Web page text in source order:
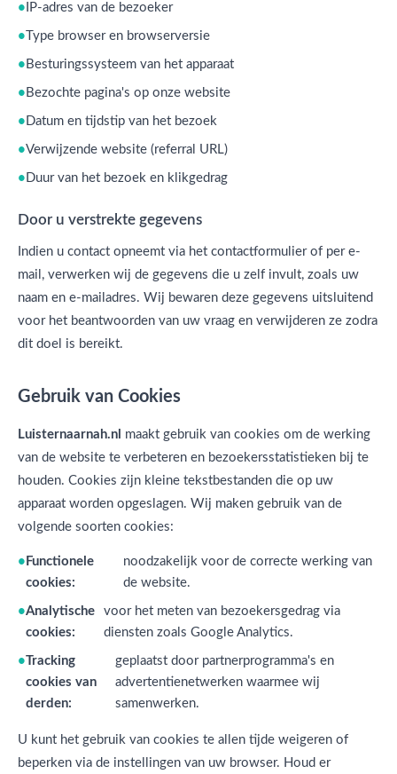
IP-adres van de bezoeker
Type browser en browserversie
Besturingssysteem van het apparaat
Bezochte pagina's op onze website
Datum en tijdstip van het bezoek
Verwijzende website (referral URL)
Duur van het bezoek en klikgedrag
Door u verstrekte gegevens
Indien u contact opneemt via het contactformulier of per e-
mail, verwerken wij de gegevens die u zelf invult, zoals uw
naam en e-mailadres. Wij bewaren deze gegevens uitsluitend
voor het beantwoorden van uw vraag en verwijderen ze zodra
dit doel is bereikt.
Gebruik van Cookies
Luisternaarnah.nl maakt gebruik van cookies om de werking
van de website te verbeteren en bezoekersstatistieken bij te
houden. Cookies zijn kleine tekstbestanden die op uw
apparaat worden opgeslagen. Wij maken gebruik van de
volgende soorten cookies:
Functionele
cookies:
noodzakelijk voor de correcte werking van
de website.
Analytische
cookies:
voor het meten van bezoekersgedrag via
diensten zoals Google Analytics.
Tracking
cookies van
derden:
geplaatst door partnerprogramma's en
advertentienetwerken waarmee wij
samenwerken.
U kunt het gebruik van cookies te allen tijde weigeren of
beperken via de instellingen van uw browser. Houd er